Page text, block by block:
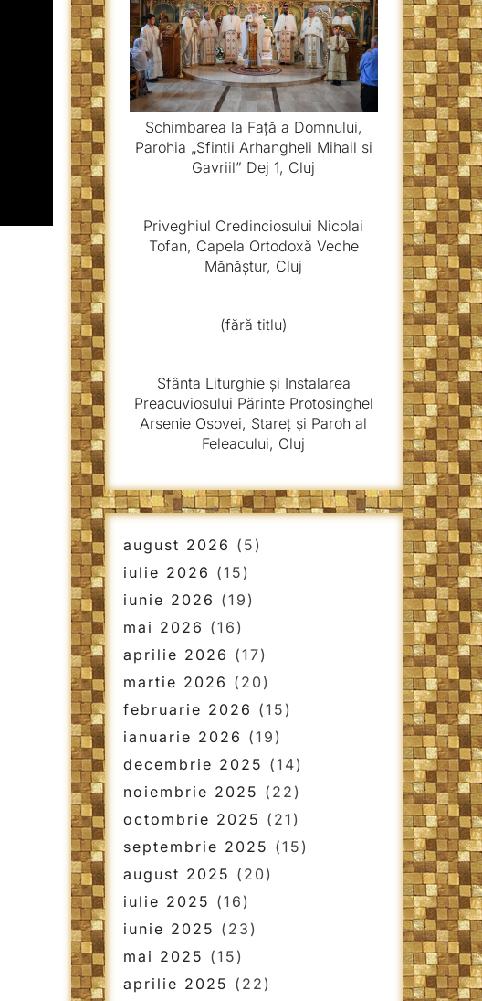
Schimbarea la Față a Domnului,
Parohia „Sfintii Arhangheli Mihail si
Gavriil” Dej 1, Cluj
Priveghiul Credinciosului Nicolai
Tofan, Capela Ortodoxă Veche
Mănăștur, Cluj
(fără titlu)
Sfânta Liturghie și Instalarea
Preacuviosului Părinte Protosinghel
Arsenie Osovei, Stareț și Paroh al
Feleacului, Cluj
august 2026 (5)
iulie 2026 (15)
iunie 2026 (19)
mai 2026 (16)
aprilie 2026 (17)
martie 2026 (20)
februarie 2026 (15)
ianuarie 2026 (19)
decembrie 2025 (14)
noiembrie 2025 (22)
octombrie 2025 (21)
septembrie 2025 (15)
august 2025 (20)
iulie 2025 (16)
iunie 2025 (23)
mai 2025 (15)
aprilie 2025 (22)